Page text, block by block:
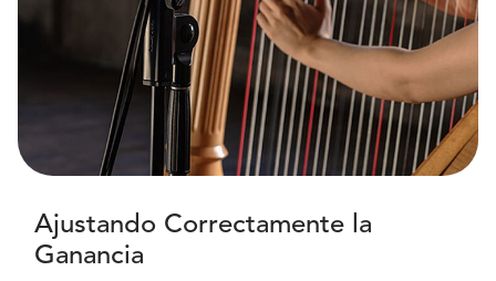
Ajustando Correctamente la
Ganancia